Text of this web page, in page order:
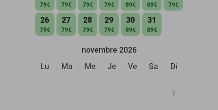
79€ 79€ 79€ 79€ 89€ 89€ 79€
26
79€
27
79€
28
79€
29
79€
30
89€
31
89€
novembre 2026
Lu
Ma Me Je Ve Sa Di
1